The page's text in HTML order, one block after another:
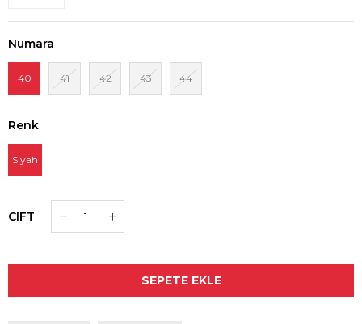
Numara
40 41 42 43 44
Renk
Siyah
CIFT